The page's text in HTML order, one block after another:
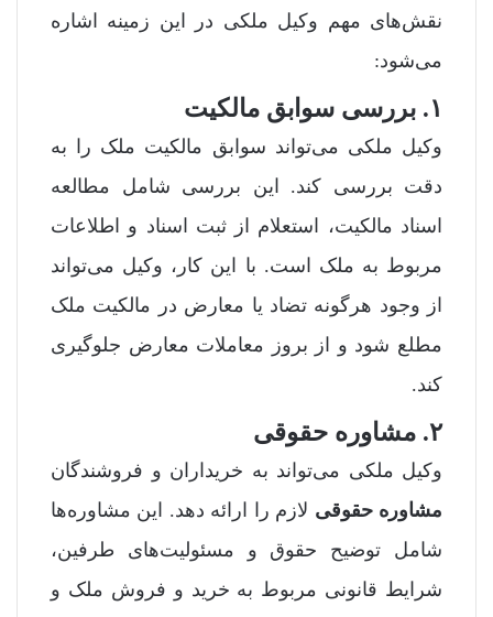
نقش‌های مهم وکیل ملکی در این زمینه اشاره
می‌شود:
۱. بررسی سوابق مالکیت
وکیل ملکی می‌تواند سوابق مالکیت ملک را به
دقت بررسی کند. این بررسی شامل مطالعه
اسناد مالکیت، استعلام از ثبت اسناد و اطلاعات
مربوط به ملک است. با این کار، وکیل می‌تواند
از وجود هرگونه تضاد یا معارض در مالکیت ملک
مطلع شود و از بروز معاملات معارض جلوگیری
کند.
۲. مشاوره حقوقی
وکیل ملکی می‌تواند به خریداران و فروشندگان
مشاوره‌ حقوقی لازم را ارائه دهد. این مشاوره‌ها
شامل توضیح حقوق و مسئولیت‌های طرفین،
شرایط قانونی مربوط به خرید و فروش ملک و